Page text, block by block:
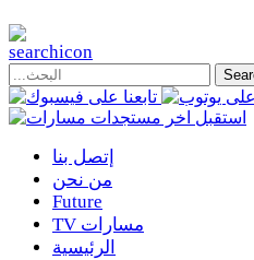
إتصل بنا
من نحن
Future
TV مسارات
الرئيسية